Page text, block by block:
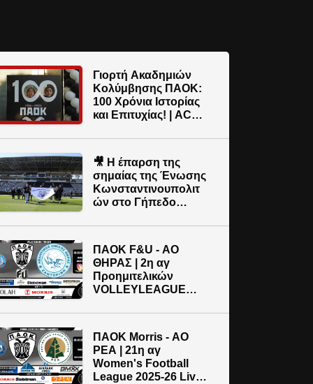
Γιορτή Ακαδημιών
Κολύμβησης ΠΑΟΚ:
100 Χρόνια Ιστορίας
και Επιτυχίας! | AC
🎥 Η έπαρση της
σημαίας της Ένωσης
Κωνσταντινουπολιτ
ών στο Γήπεδο
TV
ΠΑΟΚ F&U - ΑΟ
ΘΗΡΑΣ | 2η αγ
Προημιτελικών
VOLLEYLEAGUE
Live streaming
ΠΑΟΚ Morris - ΑΟ
ΡΕΑ | 21η αγ
Women's Football
League 2025-26 Live